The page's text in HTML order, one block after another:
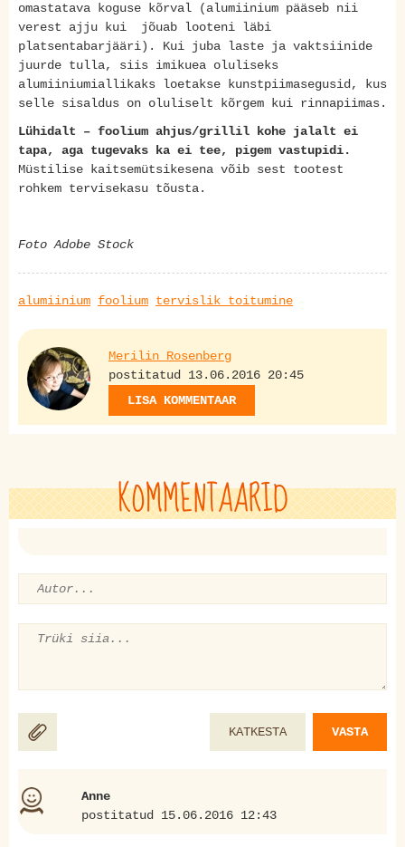
omastatava koguse kõrval (alumiinium pääseb nii
verest ajju kui jõuab looteni läbi
platsentabarjääri). Kui juba laste ja vaktsiinide
juurde tulla, siis imikuea oluliseks
alumiiniumiallikaks loetakse kunstpiimasegusid, kus
selle sisaldus on oluliselt kõrgem kui rinnapiimas.
Lühidalt – foolium ahjus/grillil kohe jalalt ei
tapa, aga tugevaks ka ei tee, pigem vastupidi.
Müstilise kaitsemütsikesena võib sest tootest
rohkem tervisekasu tõusta.
Foto Adobe Stock
alumiinium foolium tervislik toitumine
Merilin Rosenberg
postitatud 13.06.2016 20:45
LISA KOMMENTAAR
KOMMENTAARID
KATKESTA VASTA
Anne
postitatud 15.06.2016 12:43